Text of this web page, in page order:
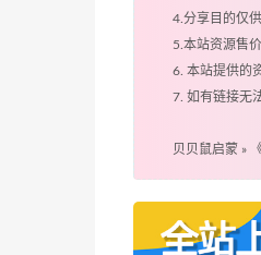
4.分享目的仅
5.本站资源售
6. 本站提供的
7. 如有链接无
贝贝鼠启蒙 »